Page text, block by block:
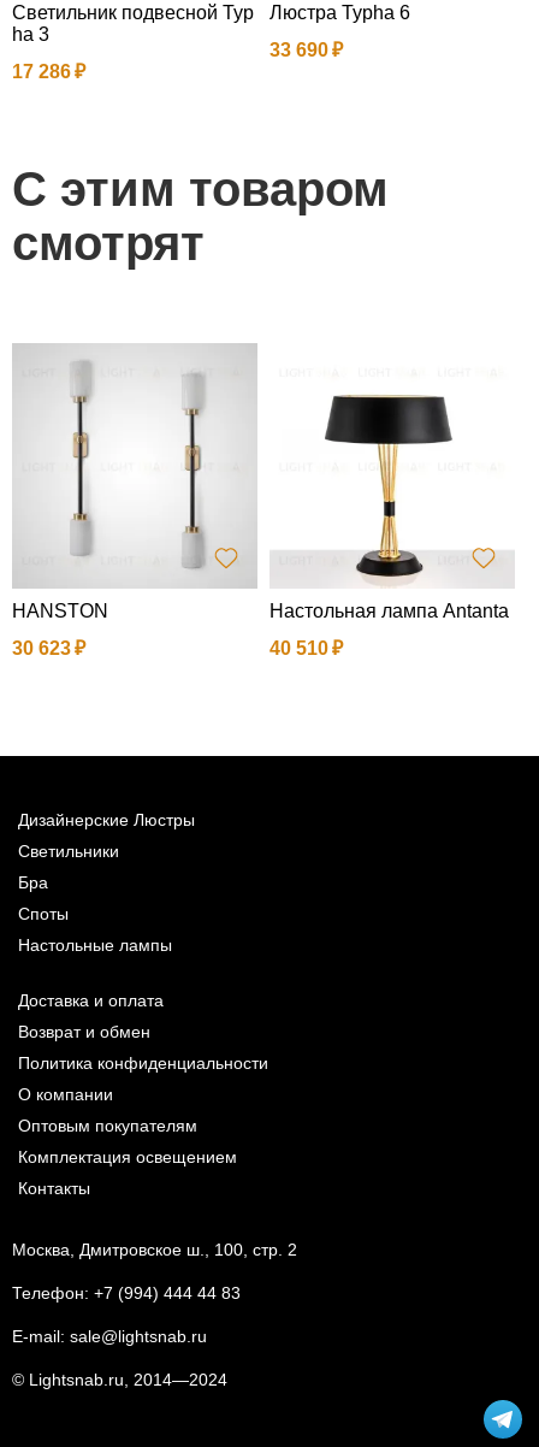
Светильник подвесной Typ
ha 3
17 286
Люстра Typha 6
33 690
С этим товаром
смотрят
HANSTON
30 623
Настольная лампа Antanta
40 510
Дизайнерские Люстры
Светильники
Бра
Споты
Настольные лампы
Доставка и оплата
Возврат и обмен
Политика конфиденциальности
О компании
Оптовым покупателям
Комплектация освещением
Контакты
Москва, Дмитровское ш., 100, стр. 2
Телефон: +7 (994) 444 44 83
E-mail: sale@lightsnab.ru
© Lightsnab.ru, 2014—2024